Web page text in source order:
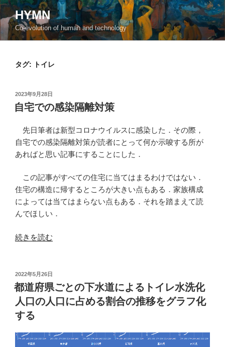
コ
ン
テ
ン
HYMN
Co-evolution of human and technology
タグ: トイレ
投
稿
日:
2023年9月28日
自宅での感染隔離対策
先日筆者は新型コロナウイルスに感染した．その際，
自宅での感染隔離対策が読者にとって何か示唆する所が
あればと思い記事にすることにした．
この記事がすべての住宅に当てはまるわけではない．
住宅の構造に帰するところが大きい点もある．家族構成
によっては当てはまらない点もある．それを踏まえて読
んでほしい．
“自
の
感
染
隔
離
対
続きを読む
投
稿
日:
2022年5月26日
都道府県ごとの下水道によるトイレ水洗化
人口の人口に占める割合の推移をグラフ化
する